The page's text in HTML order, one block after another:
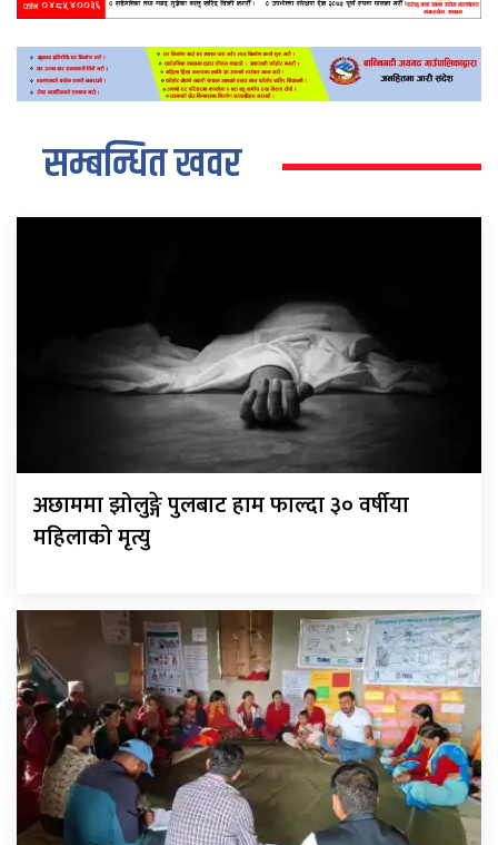
सम्बन्धित खवर
अछाममा झोलुङ्गे पुलबाट हाम फाल्दा ३० वर्षीया
महिलाको मृत्यु